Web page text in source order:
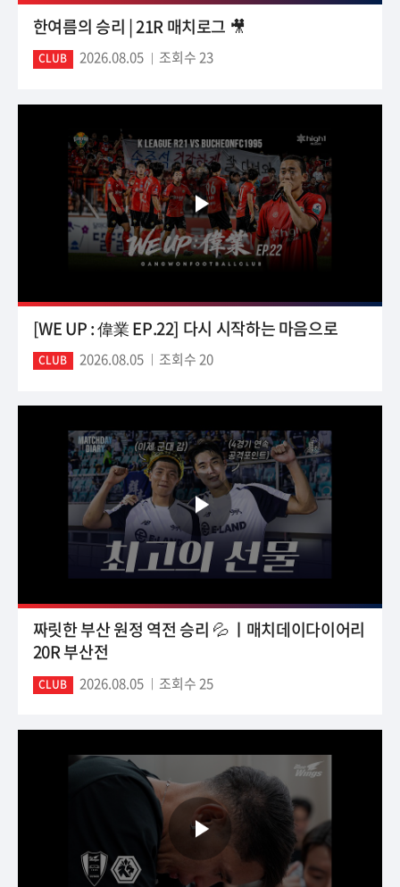
한여름의 승리 | 21R 매치로그 🎥
CLUB 2026.08.05 조회수 23
[WE UP : 偉業 EP.22] 다시 시작하는 마음으로
CLUB 2026.08.05 조회수 20
짜릿한 부산 원정 역전 승리 💦 ㅣ매치데이다이어리
20R 부산전
CLUB 2026.08.05 조회수 25